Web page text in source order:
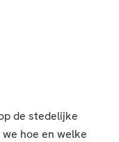
de stedelijke
hoe en welke